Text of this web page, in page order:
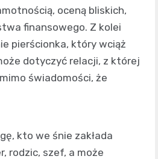
oceną bliskich,
finansowego. Z kolei
pierścionka, który wciąż
dotyczyć relacji, z której
świadomości, że
kto we śnie zakłada
rodzic, szef, a może